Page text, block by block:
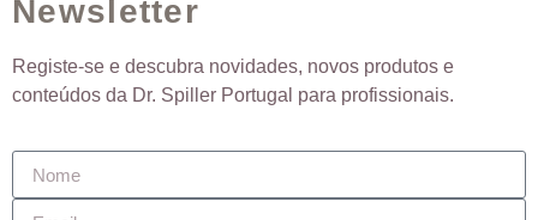
Newsletter
Registe-se e descubra novidades, novos produtos e
conteúdos da Dr. Spiller Portugal para profissionais.